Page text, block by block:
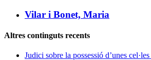
Vilar i Bonet, Maria
Altres continguts recents
Judici sobre la possessió d’unes